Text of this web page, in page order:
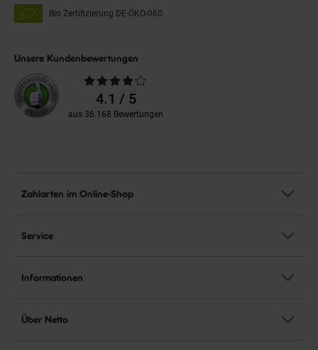
Bio Zertifizierung DE-ÖKO-060
Unsere Kundenbewertungen
Durchschnittliche
Bewertungen4.1 / 5
aus 36.168 Bewertungen
Zahlarten im Online-Shop
Service
Informationen
Über Netto